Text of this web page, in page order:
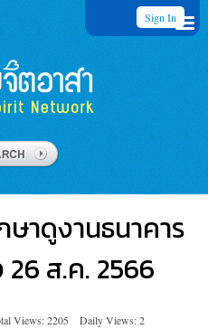
Sign In
าดูงานธนาคาร
26 ส.ค. 2566
Views: 2205
Daily Views: 2